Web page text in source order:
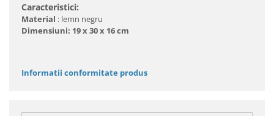
Caracteristici:
Material : lemn negru
Dimensiuni: 19 x 30 x 16 cm
Informatii conformitate produs